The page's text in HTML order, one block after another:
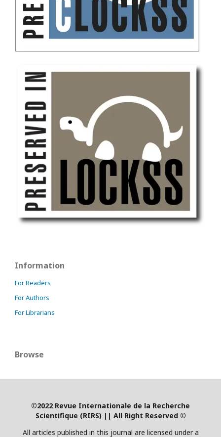
Information
For Readers
For Authors
For Librarians
Browse
©2022 Revue Internationale de la Recherche
Scientifique (RIRS) | | All Right Reserved ©
All articles published in this journal are licensed under a